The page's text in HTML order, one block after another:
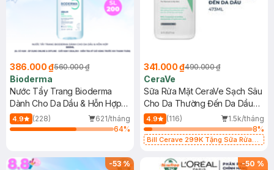
386.000 ₫560.000 ₫
Bioderma
Nước Tẩy Trang Bioderma
Dành Cho Da Dầu & Hỗn Hợp
500ml
4.9 (228)
621/tháng
64%
341.000 ₫490.000 ₫
CeraVe
Sữa Rửa Mặt CeraVe Sạch Sâu
Cho Da Thường Đến Da Dầu
473ml
4.9 (116)
1.5k/tháng
8%
Bill Cerave 299K Tặng Sữa Rửa
-53% -50 %